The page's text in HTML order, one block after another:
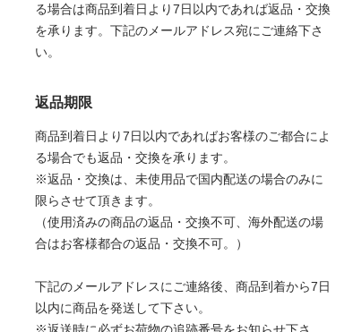
る場合は商品到着日より7日以内であれば返品・交換
を承ります。下記のメールアドレス宛にご連絡下さ
い。
返品期限
商品到着日より7日以内であればお客様のご都合によ
る場合でも返品・交換を承ります。
※返品・交換は、未使用品で国内配送の場合のみに
限らさせて頂きます。
（使用済みの商品の返品・交換不可、海外配送の場
合はお客様都合の返品・交換不可。）
下記のメールアドレスにご連絡後、商品到着から7日
以内に商品を発送して下さい。